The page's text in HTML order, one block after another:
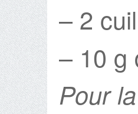
– 2
– 10 g
Pour